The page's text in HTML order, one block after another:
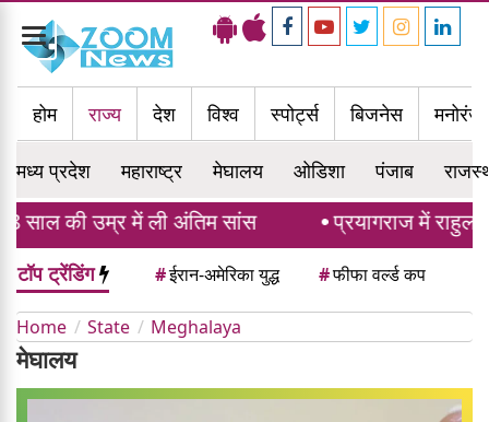
Toggle
navigation
होम
राज्य देश विश्व स्पोर्ट्स बिजनेस
मध्य प्रदेश महाराष्ट्र मेघालय ओडिशा पंजाब
साल की उम्र में ली अंतिम सांस प्रयागराज में राहुल
टॉप ट्रेंडिंग #ईरान-अमेरिका युद्ध #फीफा वर्ल्ड कप
Home State Meghalaya
मेघालय